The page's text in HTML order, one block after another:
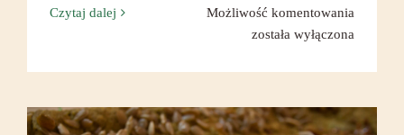
Czytaj dalej Możliwość komentowania
została wyłączona